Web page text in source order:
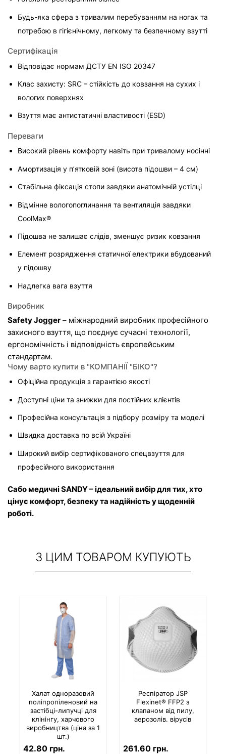
Будь-яка сфера з тривалим перебуванням на ногах та
потребою в гігієнічному, легкому та безпечному взутті
Сертифікація
Відповідає нормам ДСТУ EN ISO 20347
Клас захисту: SRC – стійкість до ковзання на сухих і
вологих поверхнях
Взуття має антистатичні властивості (ESD)
Переваги
Високий рівень комфорту навіть при тривалому носінні
Амортизація у п’ятковій зоні (висота підошви – 4 см)
Стабільна фіксація стопи завдяки анатомічній устілці
Відмінне вологопоглинання та вентиляція завдяки
CoolMax®
Підошва не залишає слідів, зменшує ризик ковзання
Елемент розрядження статичної електрики вбудований
у підошву
Надлегка вага взуття
Виробник
Safety Jogger – міжнародний виробник професійного
захисного взуття, що поєднує сучасні технології,
ергономічність і відповідність європейським
стандартам.
Чому варто купити в "КОМПАНІЇ "БІКО"?
Офіційна продукція з гарантією якості
Доступні ціни та знижки для постійних клієнтів
Професійна консультація з підбору розміру та моделі
Швидка доставка по всій Україні
Широкий вибір сертифікованого спецвзуття для
професійного використання
Сабо медичні SANDY – ідеальний вибір для тих, хто
цінує комфорт, безпеку та надійність у щоденній
роботі.
З ЦИМ ТОВАРОМ КУПУЮТЬ
Халат одноразовий
поліпропіленовий на
застібці-липучці для
клінінгу, харчового
виробництва (ціна за 1
шт.)
42.80 грн.
Респіратор JSP
Flexinet® FFP2 з
клапаном від пилу,
аерозолів. вірусів
261.60 грн.